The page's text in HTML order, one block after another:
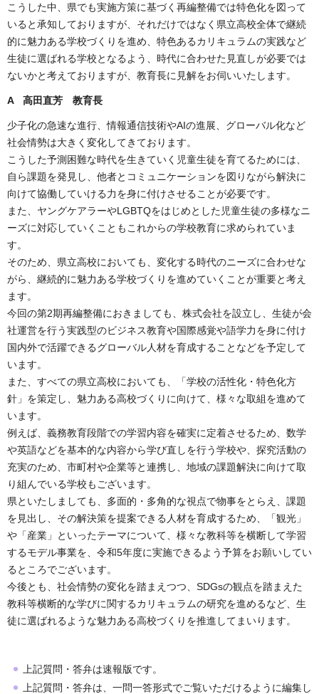
こうした中、県でも実施方策に基づく再編整備では特色化を図って
いると承知しておりますが、それだけではなく県立高校全体で継続
的に魅力ある学校づくりを進め、特色あるカリキュラムの実践など
生徒に選ばれる学校となるよう、時代に合わせた見直しが必要では
ないかと考えておりますが、教育長に見解をお伺いいたします。
A 高田直芳 教育長
少子化の急速な進行、情報通信技術やAIの進展、グローバル化など
社会情勢は大きく変化してきております。
こうした予測困難な時代を生きていく児童生徒を育てるためには、
自ら課題を発見し、他者とコミュニケーションを図りながら解決に
向けて協働していける力を身に付けさせることが必要です。
また、ヤングケアラーやLGBTQをはじめとした児童生徒の多様なニ
ーズに対応していくこともこれからの学校教育に求められていま
す。
そのため、県立高校においても、変化する時代のニーズに合わせな
がら、継続的に魅力ある学校づくりを進めていくことが重要と考え
ます。
今回の第2期再編整備におきましても、株式会社を設立し、生徒が会
社運営を行う実践型のビジネス教育や国際感覚や語学力を身に付け
国内外で活躍できるグローバル人材を育成することなどを予定して
います。
また、すべての県立高校においても、「学校の活性化・特色化方
針」を策定し、魅力ある高校づくりに向けて、様々な取組を進めて
います。
例えば、義務教育段階での学習内容を確実に定着させるため、数学
や英語などを基本的な内容から学び直しを行う学校や、探究活動の
充実のため、市町村や企業等と連携し、地域の課題解決に向けて取
り組んでいる学校もございます。
県といたしましても、多面的・多角的な視点で物事をとらえ、課題
を見出し、その解決策を提案できる人材を育成するため、「観光」
や「産業」といったテーマについて、様々な教科等を横断して学習
するモデル事業を、令和5年度に実施できるよう予算をお願いしてい
るところでございます。
今後とも、社会情勢の変化を踏まえつつ、SDGsの観点を踏まえた
教科等横断的な学びに関するカリキュラムの研究を進めるなど、生
徒に選ばれるような魅力ある高校づくりを推進してまいります。
上記質問・答弁は速報版です。
上記質問・答弁は、一問一答形式でご覧いただけるように編集し